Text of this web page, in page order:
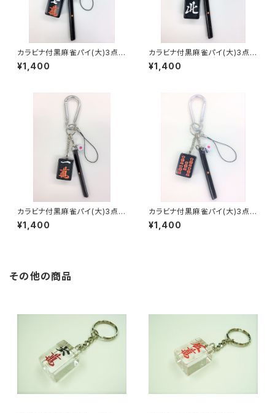
カラビナ付黒麻雀パイ(大)3点セ
ット キーホルダー【チーマン】
¥1,400
カラビナ付黒麻雀パイ(大)3点セ
ット キーホルダー【北】
¥1,400
カラビナ付黒麻雀パイ(大)3点セ
ット キーホルダー【イーマン】
¥1,400
カラビナ付黒麻雀パイ(大)3点セ
ット キーホルダー【赤ウーソー】
¥1,400
その他の商品